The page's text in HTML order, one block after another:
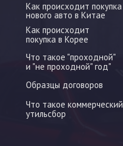
Образцы договоров
Как происходит покупка
нового авто в Китае
Как происходит
покупка в Корее
Что такое "проходной"
и "не проходной" год"
Что такое коммерческий
утильсбор